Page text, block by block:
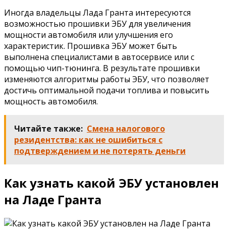
Иногда владельцы Лада Гранта интересуются
возможностью прошивки ЭБУ для увеличения
мощности автомобиля или улучшения его
характеристик. Прошивка ЭБУ может быть
выполнена специалистами в автосервисе или с
помощью чип-тюнинга. В результате прошивки
изменяются алгоритмы работы ЭБУ, что позволяет
достичь оптимальной подачи топлива и повысить
мощность автомобиля.
Читайте также: Смена налогового
резидентства: как не ошибиться с
подтверждением и не потерять деньги
Как узнать какой ЭБУ установлен
на Ладе Гранта